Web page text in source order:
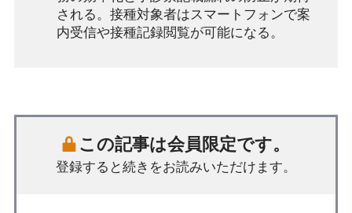
される。接種対象者はスマートフォンで案
内受信や接種記録閲覧が可能になる。
この記事は会員限定です。
登録すると続きをお読みいただけます。